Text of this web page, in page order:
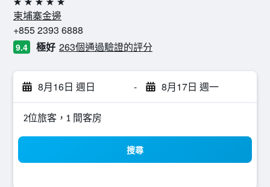
5星級
柬埔寨金邊
+855 2393 6888
9.4 極好 263個通過驗證的評分
8月16日 週日 - 8月17日 週一
2位旅客，1 間客房
搜尋